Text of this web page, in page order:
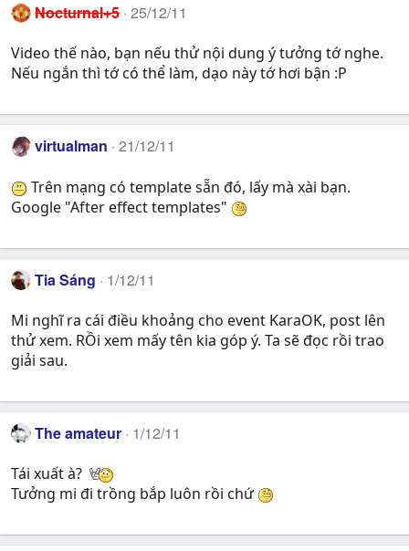
Nocturnal+5 25/12/11
Video thế nào, bạn nếu thử nội dung ý tưởng tớ nghe.
Nếu ngắn thì tớ có thể làm, dạo này tớ hơi bận :P
virtualman 21/12/11
Trên mạng có template sẵn đó, lấy mà xài bạn.
Google "After effect templates"
Tia Sáng 1/12/11
Mi nghĩ ra cái điều khoảng cho event KaraOK, post lên
thử xem. RỒi xem mấy tên kia góp ý. Ta sẽ đọc rồi trao
giải sau.
The amateur 1/12/11
Tái xuất à?
Tưởng mi đi trồng bắp luôn rồi chứ